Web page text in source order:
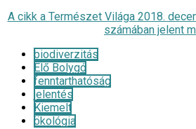
A cikk a Természet Világa 2018.
számában jelent
biodiverzitás
Élő Bolygó
fenntarthatóság
jelentés
Kiemelt
ökológia